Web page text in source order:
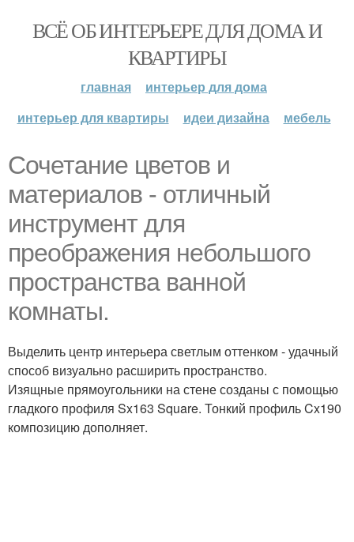
ВСЁ ОБ ИНТЕРЬЕРЕ ДЛЯ ДОМА И
КВАРТИРЫ
главная
интерьер для дома
интерьер для квартиры
идеи дизайна мебель
Сочетание цветов и
материалов - отличный
инструмент для
преображения небольшого
пространства ванной
комнаты.
Выделить центр интерьера светлым оттенком - удачный
способ визуально расширить пространство.
Изящные прямоугольники на стене созданы с помощью
гладкого профиля Sx163 Square. Тонкий профиль Cx190
композицию дополняет.